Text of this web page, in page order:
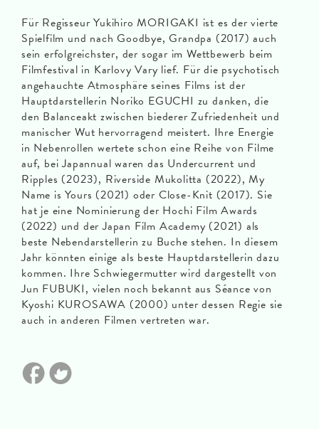
Für Regisseur Yukihiro MORIGAKI ist es der vierte
Spielfilm und nach Goodbye, Grandpa (2017) auch
sein erfolgreichster, der sogar im Wettbewerb beim
Filmfestival in Karlovy Vary lief. Für die psychotisch
angehauchte Atmosphäre seines Films ist der
Hauptdarstellerin Noriko EGUCHI zu danken, die
den Balanceakt zwischen biederer Zufriedenheit und
manischer Wut hervorragend meistert. Ihre Energie
in Nebenrollen wertete schon eine Reihe von Filme
auf, bei Japannual waren das Undercurrent und
Ripples (2023), Riverside Mukolitta (2022), My
Name is Yours (2021) oder Close-Knit (2017). Sie
hat je eine Nominierung der Hochi Film Awards
(2022) und der Japan Film Academy (2021) als
beste Nebendarstellerin zu Buche stehen. In diesem
Jahr könnten einige als beste Hauptdarstellerin dazu
kommen. Ihre Schwiegermutter wird dargestellt von
Jun FUBUKI, vielen noch bekannt aus Séance von
Kyoshi KUROSAWA (2000) unter dessen Regie sie
auch in anderen Filmen vertreten war.